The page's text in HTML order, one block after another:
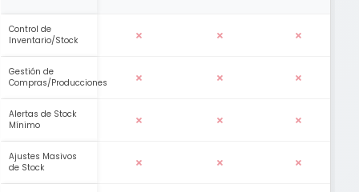
Control de
Inventario/Stock
Gestión de
Compras/Producciones
Alertas de Stock
Mínimo
Ajustes Masivos
de Stock